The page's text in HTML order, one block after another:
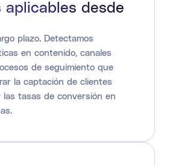
aplicables desde
plazo. Detectamos
en contenido, canales
de seguimiento que
la captación de clientes
las tasas de conversión en